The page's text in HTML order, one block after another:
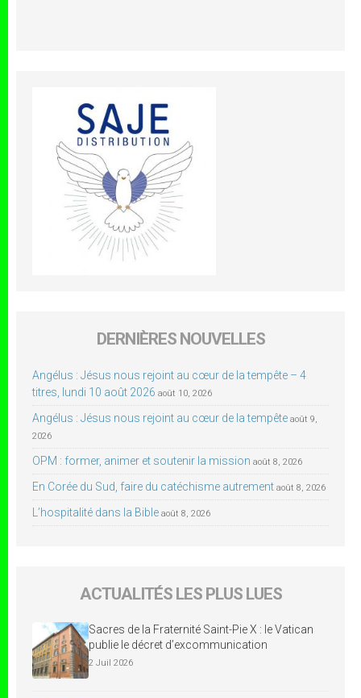
DERNIÈRES NOUVELLES
Angélus : Jésus nous rejoint au cœur de la tempête – 4
titres, lundi 10 août 2026 août 10, 2026
Angélus : Jésus nous rejoint au cœur de la tempête août 9,
2026
OPM : former, animer et soutenir la mission août 8, 2026
En Corée du Sud, faire du catéchisme autrement août 8, 2026
L’hospitalité dans la Bible août 8, 2026
ACTUALITÉS LES PLUS LUES
Sacres de la Fraternité Saint-Pie X : le Vatican
publie le décret d’excommunication
2 Juil 2026